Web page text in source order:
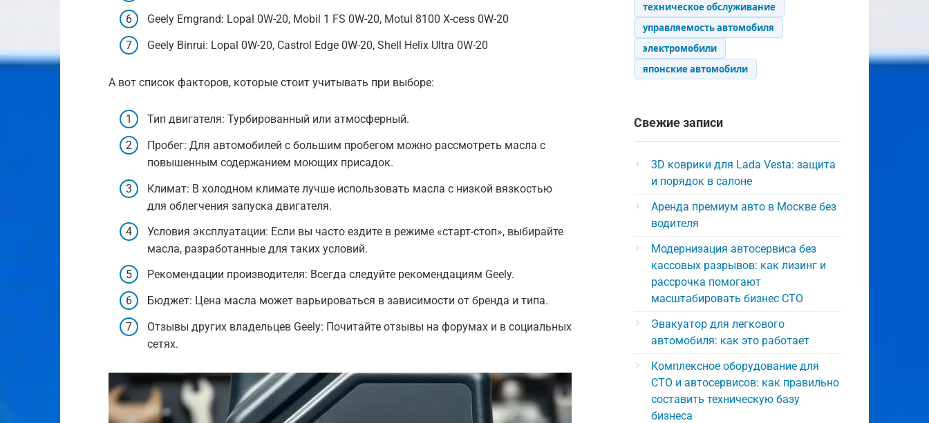
Geely Emgrand: Lopal 0W-20, Mobil 1 FS 0W-20, Motul 8100 X-cess 0W-20
Geely Binrui: Lopal 0W-20, Castrol Edge 0W-20, Shell Helix Ultra 0W-20
А вот список факторов, которые стоит учитывать при выборе:
Тип двигателя: Турбированный или атмосферный.
Пробег: Для автомобилей с большим пробегом можно рассмотреть масла с
повышенным содержанием моющих присадок.
Климат: В холодном климате лучше использовать масла с низкой вязкостью
для облегчения запуска двигателя.
Условия эксплуатации: Если вы часто ездите в режиме «старт-стоп», выбирайте
масла, разработанные для таких условий.
Рекомендации производителя: Всегда следуйте рекомендациям Geely.
Бюджет: Цена масла может варьироваться в зависимости от бренда и типа.
Отзывы других владельцев Geely: Почитайте отзывы на форумах и в социальных
сетях.
техническое обслуживание
управляемость автомобиля
электромобили
японские автомобили
Свежие записи
3D коврики для Lada Vesta: защита
и порядок в салоне
Аренда премиум авто в Москве без
водителя
Модернизация автосервиса без
кассовых разрывов: как лизинг и
рассрочка помогают
масштабировать бизнес СТО
Эвакуатор для легкового
автомобиля: как это работает
Комплексное оборудование для
СТО и автосервисов: как правильно
составить техническую базу
бизнеса